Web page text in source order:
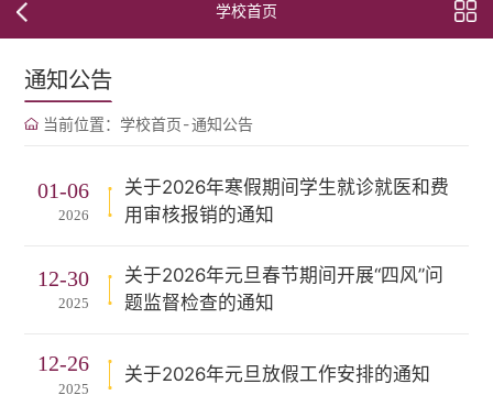
学校首页
通知公告
当前位置： 学校首页-通知公告
01-06
2026
关于2026年寒假期间学生就诊就医和费
用审核报销的通知
12-30
2025
关于2026年元旦春节期间开展“四风”问
题监督检查的通知
12-26
2025
关于2026年元旦放假工作安排的通知